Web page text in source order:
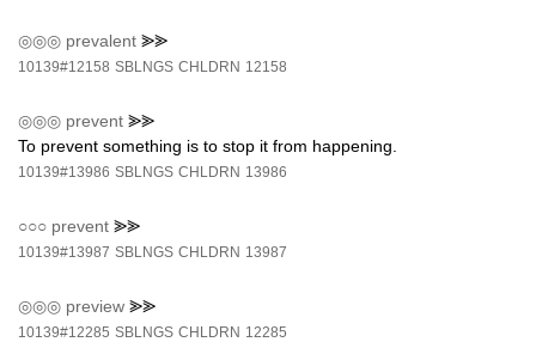
◎◎◎ prevalent ⪢⪢
10139#12158 SBLNGS CHLDRN 12158
◎◎◎ prevent ⪢⪢
To prevent something is to stop it from happening.
10139#13986 SBLNGS CHLDRN 13986
○○○ prevent ⪢⪢
10139#13987 SBLNGS CHLDRN 13987
◎◎◎ preview ⪢⪢
10139#12285 SBLNGS CHLDRN 12285